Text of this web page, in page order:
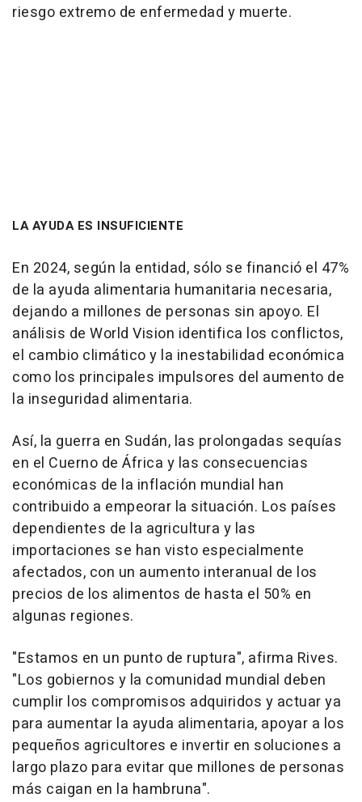
riesgo extremo de enfermedad y muerte.
LA AYUDA ES INSUFICIENTE
En 2024, según la entidad, sólo se financió el 47%
de la ayuda alimentaria humanitaria necesaria,
dejando a millones de personas sin apoyo. El
análisis de World Vision identifica los conflictos,
el cambio climático y la inestabilidad económica
como los principales impulsores del aumento de
la inseguridad alimentaria.
Así, la guerra en Sudán, las prolongadas sequías
en el Cuerno de África y las consecuencias
económicas de la inflación mundial han
contribuido a empeorar la situación. Los países
dependientes de la agricultura y las
importaciones se han visto especialmente
afectados, con un aumento interanual de los
precios de los alimentos de hasta el 50% en
algunas regiones.
"Estamos en un punto de ruptura", afirma Rives.
"Los gobiernos y la comunidad mundial deben
cumplir los compromisos adquiridos y actuar ya
para aumentar la ayuda alimentaria, apoyar a los
pequeños agricultores e invertir en soluciones a
largo plazo para evitar que millones de personas
más caigan en la hambruna".